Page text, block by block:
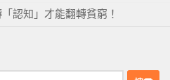
認知」才能翻轉貧窮！